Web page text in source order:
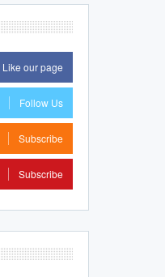
Like our page
Follow Us
Subscribe
Subscribe